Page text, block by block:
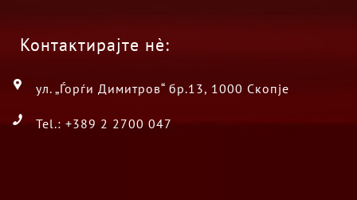
Контактирајте нè:
ул. „Ѓорѓи Димитров“ бр.13, 1000 Скопје
Tel.: +389 2 2700 047